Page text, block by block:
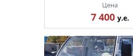
Цена
7 400 у.е.